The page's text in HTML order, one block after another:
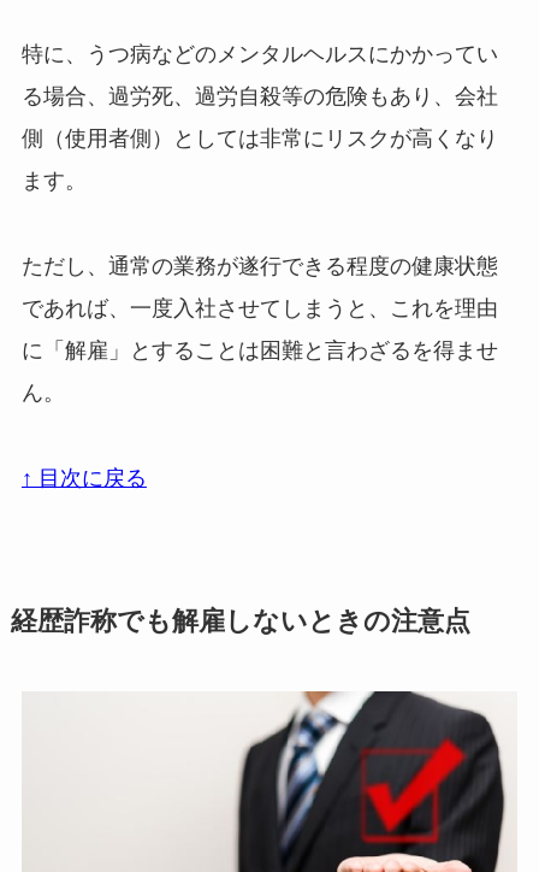
特に、うつ病などのメンタルヘルスにかかってい
る場合、過労死、過労自殺等の危険もあり、会社
側（使用者側）としては非常にリスクが高くなり
ます。
ただし、通常の業務が遂行できる程度の健康状態
であれば、一度入社させてしまうと、これを理由
に「解雇」とすることは困難と言わざるを得ませ
ん。
↑ 目次に戻る
経歴詐称でも解雇しないときの注意点